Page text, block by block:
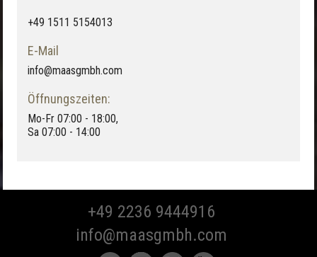
+49 1511 5154013
E-Mail
info@maasgmbh.com
Öffnungszeiten:
Mo-Fr 07:00 - 18:00,
Sa 07:00 - 14:00
+49 2236 9444916
info@maasgmbh.com